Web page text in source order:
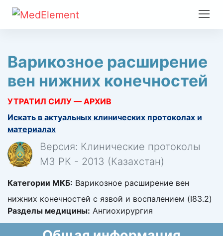
Варикозное расширение
вен нижних конечностей
УТРАТИЛ СИЛУ — АРХИВ
Искать в актуальных клинических протоколах и
материалах
Версия: Клинические протоколы
МЗ РК - 2013 (Казахстан)
Категории МКБ: Варикозное расширение вен
нижних конечностей c язвой и воспалением (I83.2)
Разделы медицины: Ангиохирургия